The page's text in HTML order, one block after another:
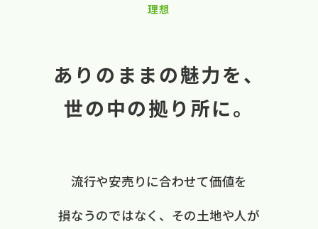
理想
ありのままの魅力を、
世の中の拠り所に。
流行や​安売りに​合わせて​価値を​
損なうのではなく、 ​その​土地や​人が​